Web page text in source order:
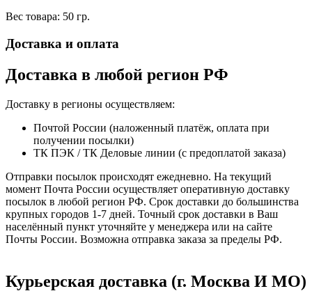
Вес товара: 50 гр.
Доставка и оплата
Доставка в любой регион РФ
Доставку в регионы осуществляем:
Почтой России (наложенный платёж, оплата при
получении посылки)
ТК ПЭК / ТК Деловые линии (с предоплатой заказа)
Отправки посылок происходят ежедневно. На текущий
момент Почта России осуществляет оперативную доставку
посылок в любой регион РФ. Срок доставки до большинства
крупных городов 1-7 дней. Точный срок доставки в Ваш
населённый пункт уточняйте у менеджера или на сайте
Почты России. Возможна отправка заказа за пределы РФ.
Курьерская доставка (г. Москва И МО)